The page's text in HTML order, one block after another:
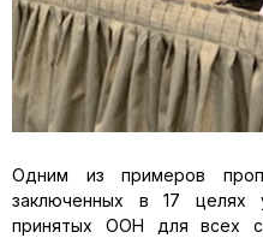
Одним из примеров
заключенных в 17 целях
принятых ООН для всех